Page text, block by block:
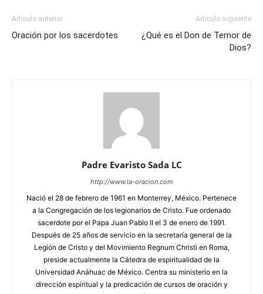
Artículo anterior
Oración por los sacerdotes
Artículo siguiente
¿Qué es el Don de Temor de
Dios?
Padre Evaristo Sada LC
http://www.la-oracion.com
Nació el 28 de febrero de 1961 en Monterrey, México. Pertenece
a la Congregación de los legionarios de Cristo. Fue ordenado
sacerdote por el Papa Juan Pablo II el 3 de enero de 1991.
Después de 25 años de servicio en la secretaría general de la
Legión de Cristo y del Movimiento Regnum Christi en Roma,
preside actualmente la Cátedra de espiritualidad de la
Universidad Anáhuac de México. Centra su ministerio en la
dirección espiritual y la predicación de cursos de oración y